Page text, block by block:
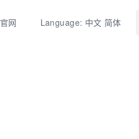
官网 Language: 中文 简体